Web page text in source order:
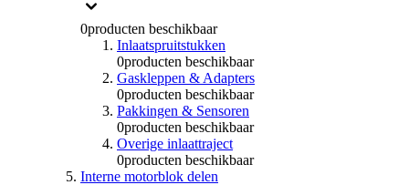
0producten beschikbaar
Inlaatspruitstukken
0producten beschikbaar
Gaskleppen & Adapters
0producten beschikbaar
Pakkingen & Sensoren
0producten beschikbaar
Overige inlaattraject
0producten beschikbaar
Interne motorblok delen